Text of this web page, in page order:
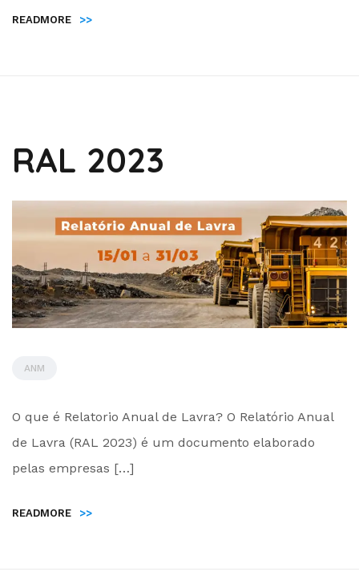
READMORE >>
RAL 2023
ANM
by
O que é Relatorio Anual de Lavra? O Relatório Anual
de Lavra (RAL 2023) é um documento elaborado
pelas empresas […]
READMORE >>